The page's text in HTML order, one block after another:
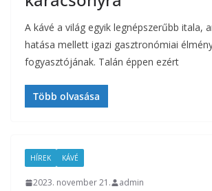
A kávé a világ egyik legnépszerűbb itala,
hatása mellett igazi gasztronómiai
fogyasztójának. Talán éppen ezért
Több olvasása
HÍREK KÁVÉ
2023. november 21. admin